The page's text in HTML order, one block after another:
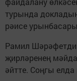
турында
рәисе урынбасары
Рамил
җирләренең
әйтте. Соңгы